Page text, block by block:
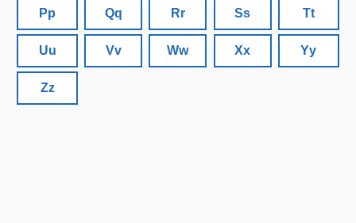
Pp Qq Rr Ss Tt
Uu Vv Ww Xx Yy
Zz